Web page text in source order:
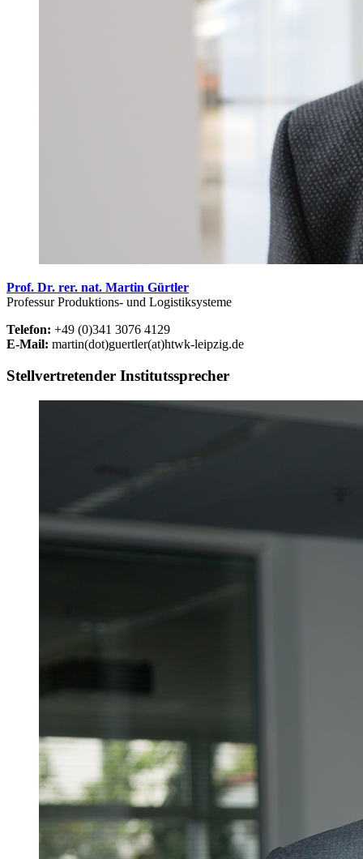
Prof. Dr. rer. nat. Martin Gürtler
Professur Produktions- und Logistiksysteme
Telefon: +49 (0)341 3076 4129
E-Mail: martin(dot)guertler(at)htwk-leipzig.de
Stellvertretender Institutssprecher